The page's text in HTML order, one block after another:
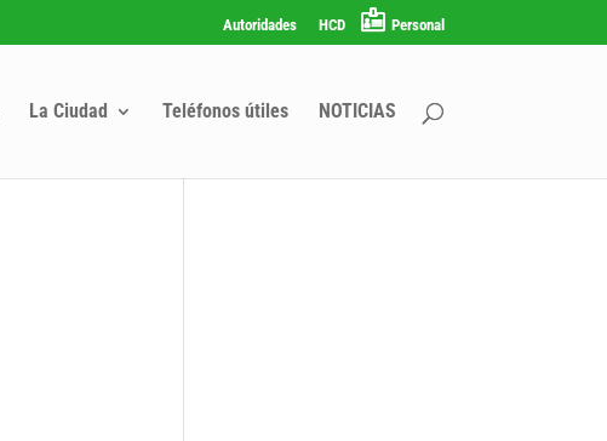
Autoridades HCD Personal
La Ciudad Teléfonos útiles NOTICIAS